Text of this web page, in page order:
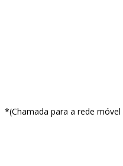
*(Chamada para a rede